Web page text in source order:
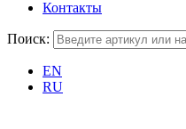
Контакты
Поиск:
EN
RU